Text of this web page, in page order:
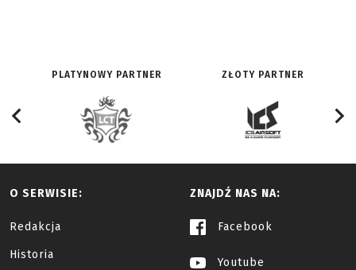
PLATYNOWY PARTNER ZŁOTY PARTNER
O SERWISIE:
Redakcja
Historia
ZNAJDŹ NAS NA:
Facebook
Youtube